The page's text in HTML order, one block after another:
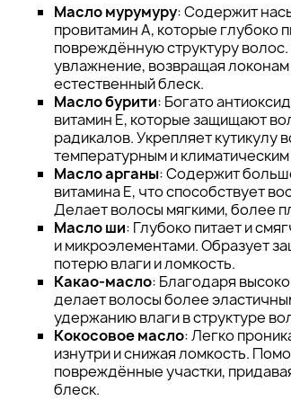
Масло мурумуру: Содержит
провитамин A, которые глубоко
повреждённую структуру
увлажнение, возвращая локонам
естественный блеск.
Масло бурити: Богато
витамин E, которые защищают
радикалов. Укрепляет кутикулу
температурным и
Масло арганы: Содержит
витамина E, что способствует
Делает волосы мягкими, более
Масло ши: Глубоко питает и
и микроэлементами. Образует
потерю влаги и ломкость.
Какао-масло: Благодаря
делает волосы более
удержанию влаги в структуре
Кокосовое масло: Легко
изнутри и снижая ломкость.
повреждённые участки,
блеск.